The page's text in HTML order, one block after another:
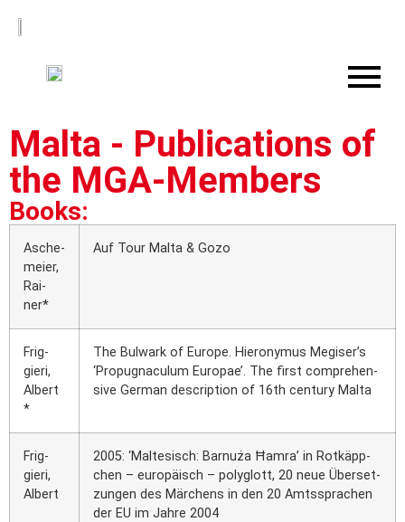
Malta - Publications of
the MGA-Members
Books:
Asche­
mei­er,
Rai­
ner*
Auf Tour Mal­ta & Gozo
Frig­
gie­ri,
Albert
*
The Bul­wark of Euro­pe. Hie­ro­ny­mus Megiser’s
‘Pro­pug­na­cu­lum Euro­pae’. The first com­pre­hen­
si­ve Ger­man descrip­ti­on of 16th cen­tu­ry Mal­ta
Frig­
gie­ri,
Albert
2005: ‘Mal­te­sisch: Bar­nuża Ħam­ra’ in Rot­käpp­
chen – euro­pä­isch – poly­glott, 20 neue Über­set­
zun­gen des Mär­chens in den 20 Amts­spra­chen
der EU im Jah­re 2004